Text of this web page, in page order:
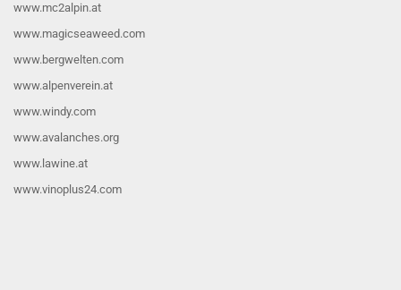
www.mc2alpin.at
www.magicseaweed.com
www.bergwelten.com
www.alpenverein.at
www.windy.com
www.avalanches.org
www.lawine.at
www.vinoplus24.com